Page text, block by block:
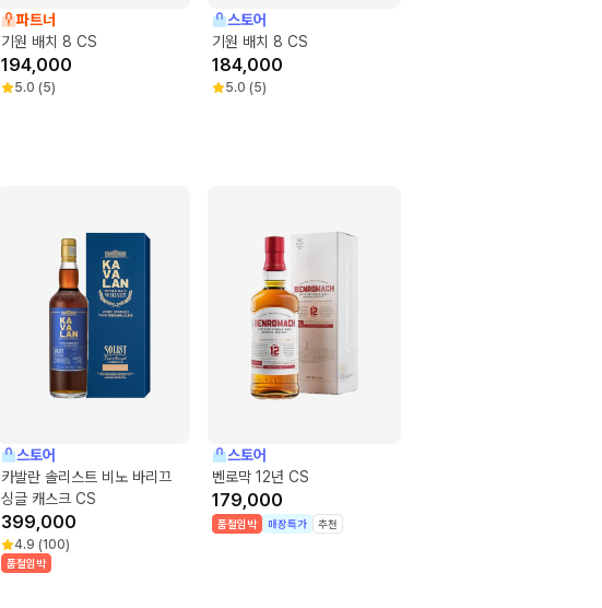
파트너
기원 배치 8 CS
194,000
5.0 (5)
스토어
기원 배치 8 CS
184,000
5.0 (5)
스토어
카발란 솔리스트 비노 바리끄
싱글 캐스크 CS
399,000
4.9 (100)
품절임박
스토어
벤로막 12년 CS
179,000
품절임박 매장특가 추천